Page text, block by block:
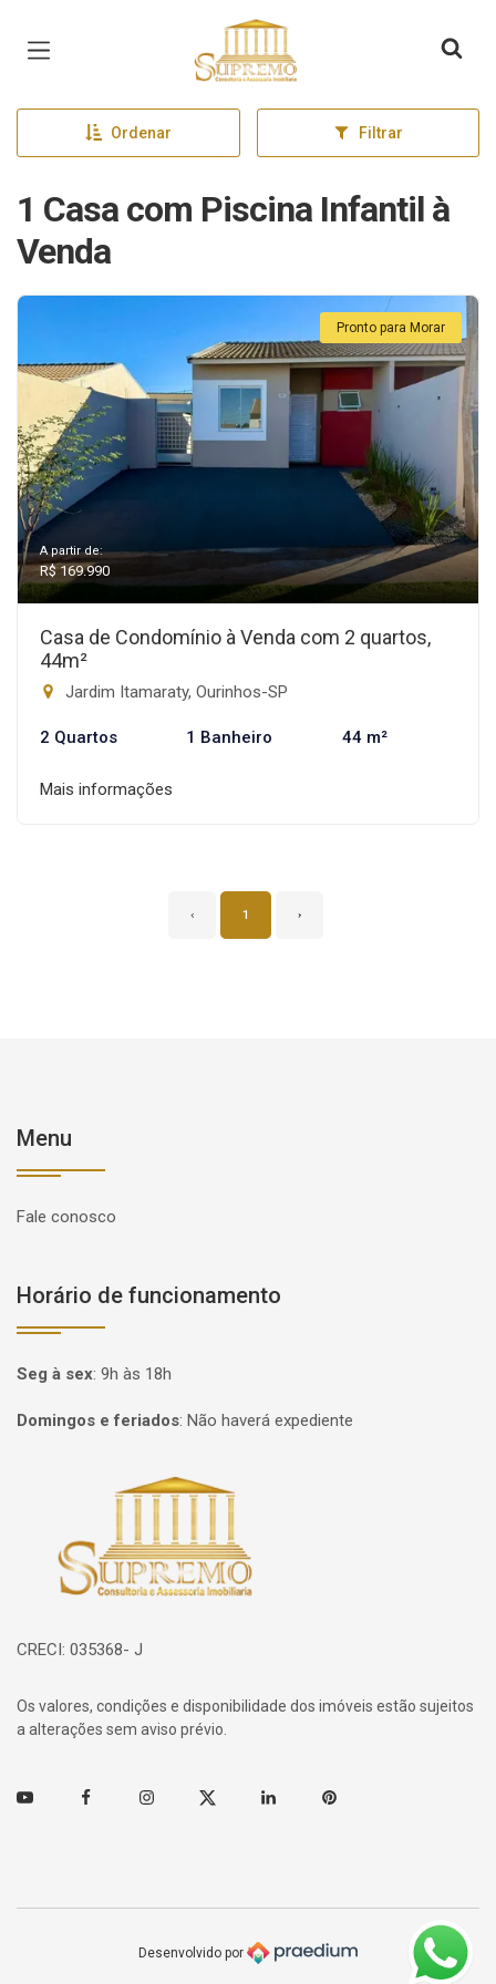
Página inicial
Ordenar Filtrar
1 Casa com Piscina Infantil à
Venda
Pronto para Morar
A partir de:
R$ 169.990
Casa de Condomínio à Venda com 2 quartos,
44m²
Jardim Itamaraty, Ourinhos-SP
2 Quartos 1 Banheiro 44 m²
Mais informações
‹ 1 ›
Menu
Fale conosco
Horário de funcionamento
Seg à sex: 9h às 18h
Domingos e feriados: Não haverá expediente
Página inicial
CRECI: 035368- J
Os valores, condições e disponibilidade dos imóveis estão sujeitos
a alterações sem aviso prévio.
Youtube FacebookInstagramTwitter Linkedin Pinterest
Desenvolvido por